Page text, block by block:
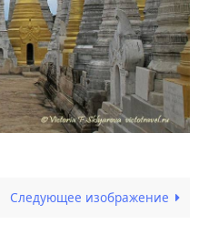
Следующее изображение